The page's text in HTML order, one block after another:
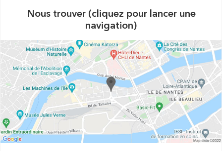
Nous trouver (cliquez pour lancer une
navigation)